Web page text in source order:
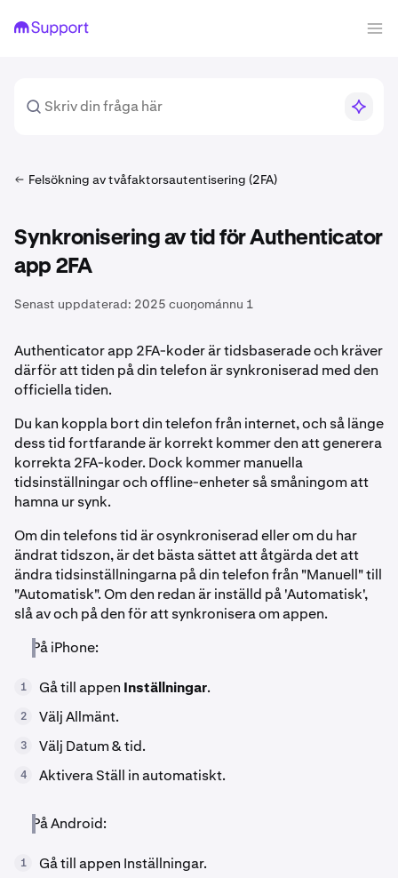
Felsökning av tvåfaktorsautentisering (2FA)
Synkronisering av tid för Authenticator
app 2FA
Senast uppdaterad: 2025 cuoŋománnu 1
Authenticator app 2FA-koder är tidsbaserade och kräver
därför att tiden på din telefon är synkroniserad med den
officiella tiden.
Du kan koppla bort din telefon från internet, och så länge
dess tid fortfarande är korrekt kommer den att generera
korrekta 2FA-koder. Dock kommer manuella
tidsinställningar och offline-enheter så småningom att
hamna ur synk.
Om din telefons tid är osynkroniserad eller om du har
ändrat tidszon, är det bästa sättet att åtgärda det att
ändra tidsinställningarna på din telefon från "Manuell" till
"Automatisk". Om den redan är inställd på 'Automatisk',
slå av och på den för att synkronisera om appen.
På iPhone:
1 Gå till appen Inställningar.
2 Välj Allmänt.
3 Välj Datum & tid.
4 Aktivera Ställ in automatiskt.
På Android:
1 Gå till appen Inställningar.